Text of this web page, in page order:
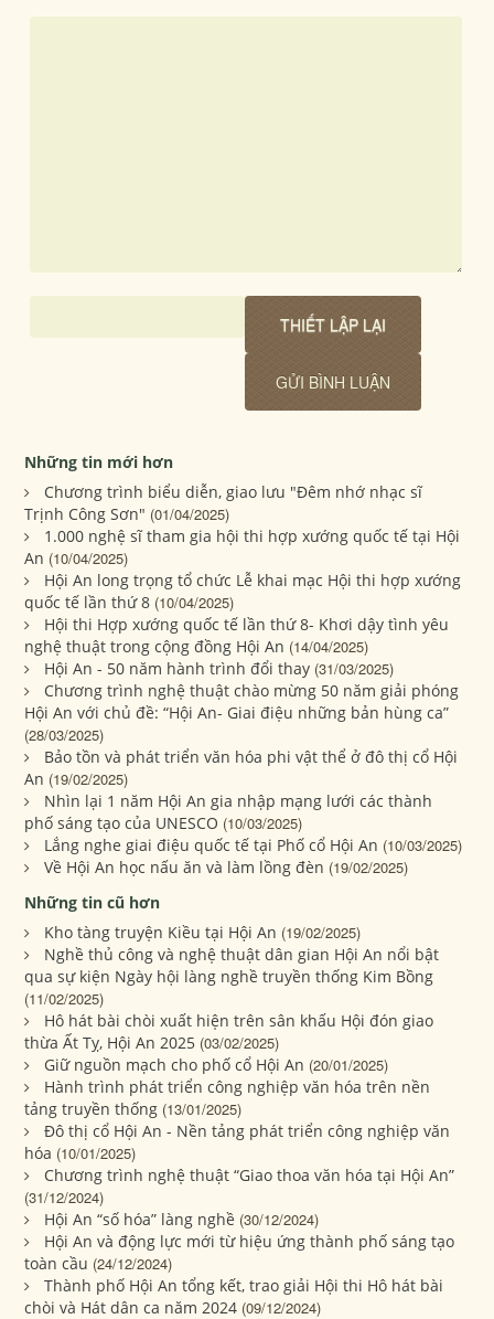
Những tin mới hơn
Chương trình biểu diễn, giao lưu "Đêm nhớ nhạc sĩ
Trịnh Công Sơn" (01/04/2025)
1.000 nghệ sĩ tham gia hội thi hợp xướng quốc tế tại Hội
An (10/04/2025)
Hội An long trọng tổ chức Lễ khai mạc Hội thi hợp xướng
quốc tế lần thứ 8 (10/04/2025)
Hội thi Hợp xướng quốc tế lần thứ 8- Khơi dậy tình yêu
nghệ thuật trong cộng đồng Hội An (14/04/2025)
Hội An - 50 năm hành trình đổi thay (31/03/2025)
Chương trình nghệ thuật chào mừng 50 năm giải phóng
Hội An với chủ đề: “Hội An- Giai điệu những bản hùng ca”
(28/03/2025)
Bảo tồn và phát triển văn hóa phi vật thể ở đô thị cổ Hội
An (19/02/2025)
Nhìn lại 1 năm Hội An gia nhập mạng lưới các thành
phố sáng tạo của UNESCO (10/03/2025)
Lắng nghe giai điệu quốc tế tại Phố cổ Hội An (10/03/2025)
Về Hội An học nấu ăn và làm lồng đèn (19/02/2025)
Những tin cũ hơn
Kho tàng truyện Kiều tại Hội An (19/02/2025)
Nghề thủ công và nghệ thuật dân gian Hội An nổi bật
qua sự kiện Ngày hội làng nghề truyền thống Kim Bồng
(11/02/2025)
Hô hát bài chòi xuất hiện trên sân khấu Hội đón giao
thừa Ất Tỵ, Hội An 2025 (03/02/2025)
Giữ nguồn mạch cho phố cổ Hội An (20/01/2025)
Hành trình phát triển công nghiệp văn hóa trên nền
tảng truyền thống (13/01/2025)
Đô thị cổ Hội An - Nền tảng phát triển công nghiệp văn
hóa (10/01/2025)
Chương trình nghệ thuật “Giao thoa văn hóa tại Hội An”
(31/12/2024)
Hội An “số hóa” làng nghề (30/12/2024)
Hội An và động lực mới từ hiệu ứng thành phố sáng tạo
toàn cầu (24/12/2024)
Thành phố Hội An tổng kết, trao giải Hội thi Hô hát bài
chòi và Hát dân ca năm 2024 (09/12/2024)